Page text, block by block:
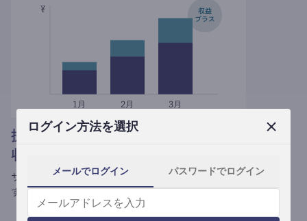
ログイン方法を選択
メールでログイン パスワードでログイン
提携媒体による記事買い取りで
収益がプラスされる
サブスク収益にメディアへの記事提供の売り上げをプラスできま
す。